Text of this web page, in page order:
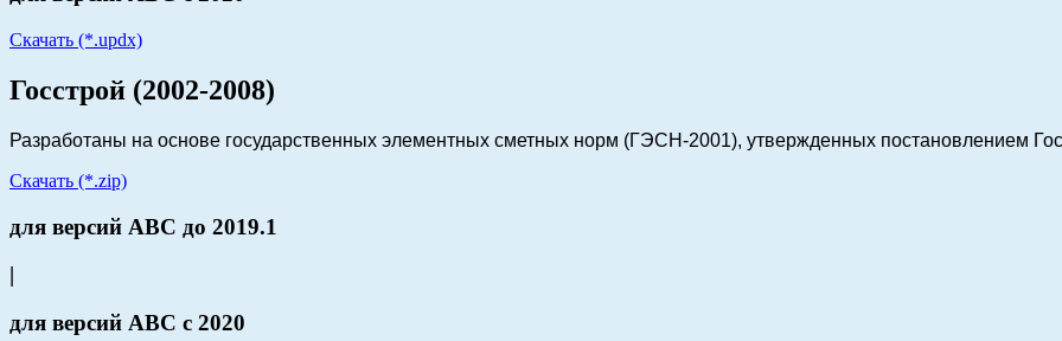
Скачать (*.updx)
Госстрой (2002-2008)
Разработаны на основе государственных элементных сметных норм (ГЭСН-2001), утвержденных постановлением
Скачать (*.zip)
для версий АВС до 2019.1
|
для версий АВС с 2020